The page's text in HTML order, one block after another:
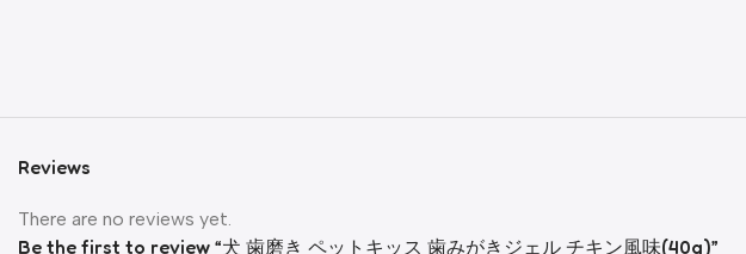
Reviews
There are no reviews yet.
Be the first to review “犬 歯磨き ペットキッス 歯みがきジェル チキン風味(40g)”